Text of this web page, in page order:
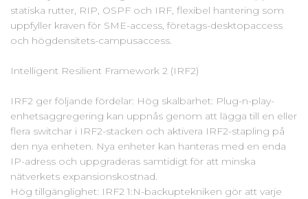
statiska rutter, RIP, OSPF och IRF, flexibel hantering som
uppfyller kraven för SME-access, företags-desktopaccess
och högdensitets-campusaccess.
Intelligent Resilient Framework 2 (IRF2)
IRF2 ger följande fördelar: Hög skalbarhet: Plug-n-play-
enhetsaggregering kan uppnås genom att lägga till en eller
flera switchar i IRF2-stacken och aktivera IRF2-stapling på
den nya enheten. Nya enheter kan hanteras med en enda
IP-adress och uppgraderas samtidigt för att minska
nätverkets expansionskostnad.
Hög tillgänglighet: IRF2 1:N-backuptekniken gör att varje